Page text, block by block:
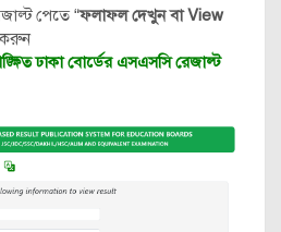
পেতে “ফলাফল দেখুন বা View
করুন
ঢাকা বোর্ডের এসএসসি রেজাল্ট